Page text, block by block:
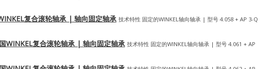
复合滚轮轴承 | 轴向固定轴承 技术特性 固定的WINKEL轴向轴承 | 型号 4.058 + AP 3-Q
复合滚轮轴承 | 轴向固定轴承 技术特性 固定的WINKEL轴向轴承 | 型号 4.061 + AP